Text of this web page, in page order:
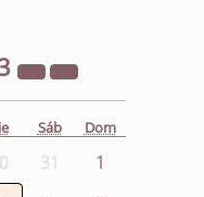
Sáb Dom
31
1